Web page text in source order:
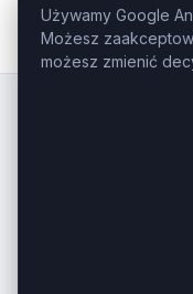
Używamy Google
Możesz
możesz zmienić